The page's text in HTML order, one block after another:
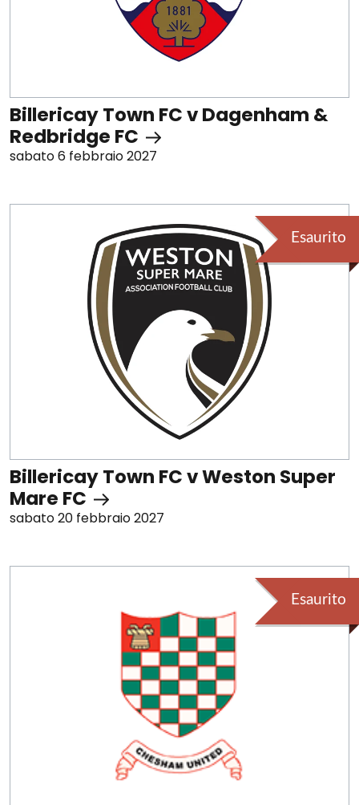
Billericay Town FC v Dagenham &
Redbridge FC
sabato 6 febbraio 2027
Esaurito
Billericay Town FC v Weston Super
Mare FC
sabato 20 febbraio 2027
Esaurito